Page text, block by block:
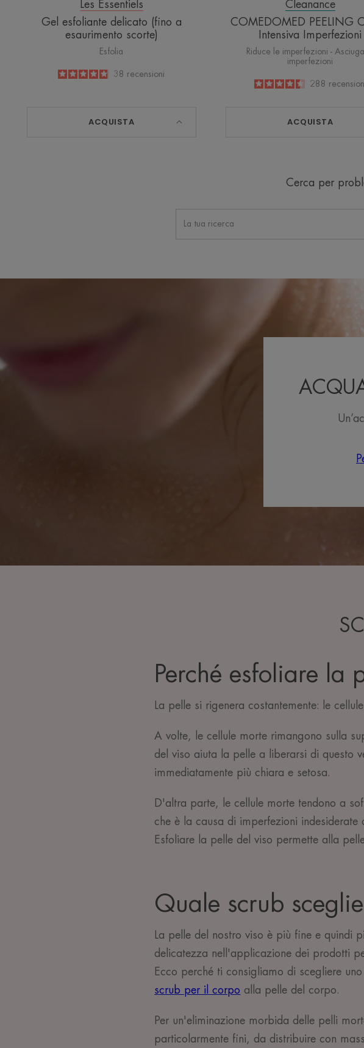
Les Essentiels
Gel esfoliante delicato (fino a
esaurimento scorte)
Esfolia
4.9
/
5
38 recensioni
ACQUISTA
Cleanance
COMEDOMED PEELING
Intensiva Imperfezioni
Riduce le imperfezioni -
imperfezioni
4.5
/
5
288
ACQUISTA
Cerca per
Perché esfoliare la
La pelle si rigenera costantemente: le
A volte, le cellule morte rimangono sulla
del viso aiuta la pelle a liberarsi di questo
immediatamente più chiara e setosa.
D'altra parte, le cellule morte tendono a
che è la causa di imperfezioni indesiderate
Esfoliare la pelle del viso permette alla
Quale scrub
La pelle del nostro viso è più fine e quindi
delicatezza nell'applicazione dei prodotti
Ecco perché ti consigliamo di scegliere
scrub per il corpo alla pelle del corpo.
Per un'eliminazione morbida delle pelli
particolarmente fini, da distribuire con